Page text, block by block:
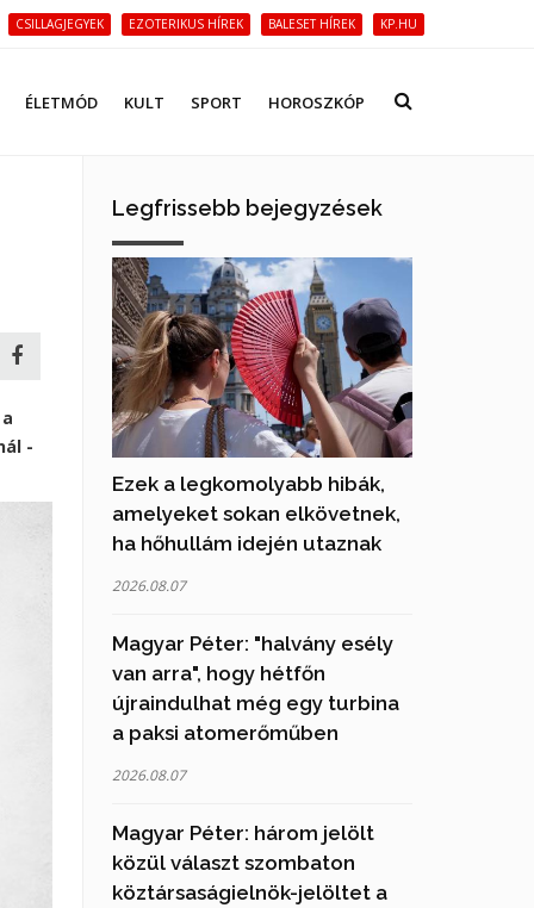
CSILLAGJEGYEK EZOTERIKUS HÍREK BALESET HÍREK KP.HU
ÉLETMÓD KULT SPORT HOROSZKÓP
-
Legfrissebb bejegyzések
Ezek a legkomolyabb hibák,
amelyeket sokan elkövetnek,
ha hőhullám idején utaznak
2026.08.07
Magyar Péter: "halvány esély
van arra", hogy hétfőn
újraindulhat még egy turbina
a paksi atomerőműben
2026.08.07
Magyar Péter: három jelölt
közül választ szombaton
köztársaságielnök-jelöltet a